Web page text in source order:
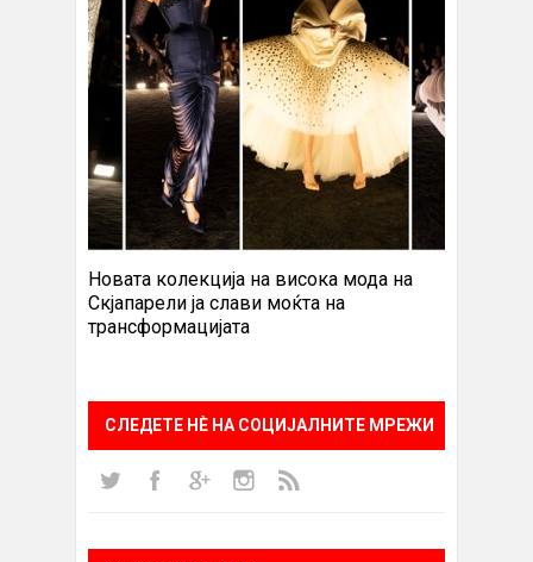
Новата колекција на висока мода на
Скјапарели ја слави моќта на
трансформацијата
СЛЕДЕТЕ НÈ НА СОЦИЈАЛНИТЕ МРЕЖИ